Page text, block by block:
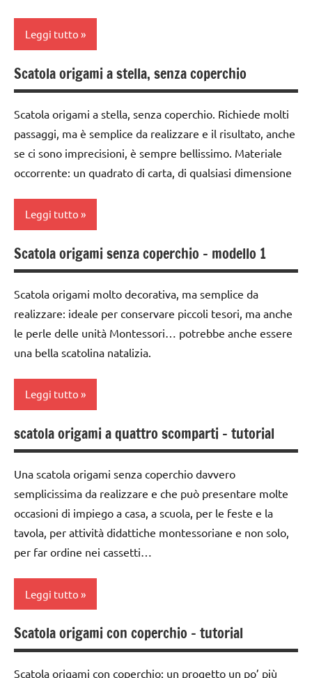
Natale
paperfolding
origami
TUTORIAL
TUTTI GLI
ARGOMENTI
PER ETA'
ARTICOLI
dai
anni
anni
DELL'ANNO
lavoretti
Natale
Natale
paperfolding
TUTORIAL
ARGOMENTI
PER ETA'
TUTTI GLI
ARTICOLI
Leggi tutto
carta
paperfolding
origami
TUTORIAL
TUTTI GLI
ARTICOLI
Scatola origami a stella, senza coperchio
Scatola origami a stella, senza coperchio. Richiede molti
passaggi, ma è semplice da realizzare e il risultato, anche
se ci sono imprecisioni, è sempre bellissimo. Materiale
occorrente: un quadrato di carta, di qualsiasi dimensione
Leggi tutto
carta
paperfolding
origami
TUTORIAL
TUTTI GLI
ARTICOLI
Scatola origami senza coperchio – modello 1
Scatola origami molto decorativa, ma semplice da
realizzare: ideale per conservare piccoli tesori, ma anche
le perle delle unità Montessori… potrebbe anche essere
una bella scatolina natalizia.
Leggi tutto
carta
paperfolding
origami
TUTORIAL
TUTTI GLI
ARTICOLI
scatola origami a quattro scomparti – tutorial
Una scatola origami senza coperchio davvero
semplicissima da realizzare e che può presentare molte
occasioni di impiego a casa, a scuola, per le feste e la
tavola, per attività didattiche montessoriane e non solo,
per far ordine nei cassetti…
Leggi tutto
carta
Scatola origami con coperchio – tutorial
Scatola origami con coperchio: un progetto un po’ più